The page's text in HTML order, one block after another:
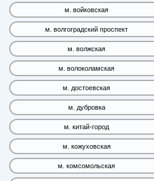
м. войковская
м. волгоградский проспект
м. волжская
м. волоколамская
м. достоевская
м. дубровка
м. китай-город
м. кожуховская
м. комсомольская